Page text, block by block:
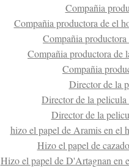
Compañia
Compañia productora de el
Compañia
Compañia productora de
Compañia
Director de la
Director de la
Director de la
hizo el papel de Aramis en el
Hizo el papel de
Hizo el papel de D'Artagnan en